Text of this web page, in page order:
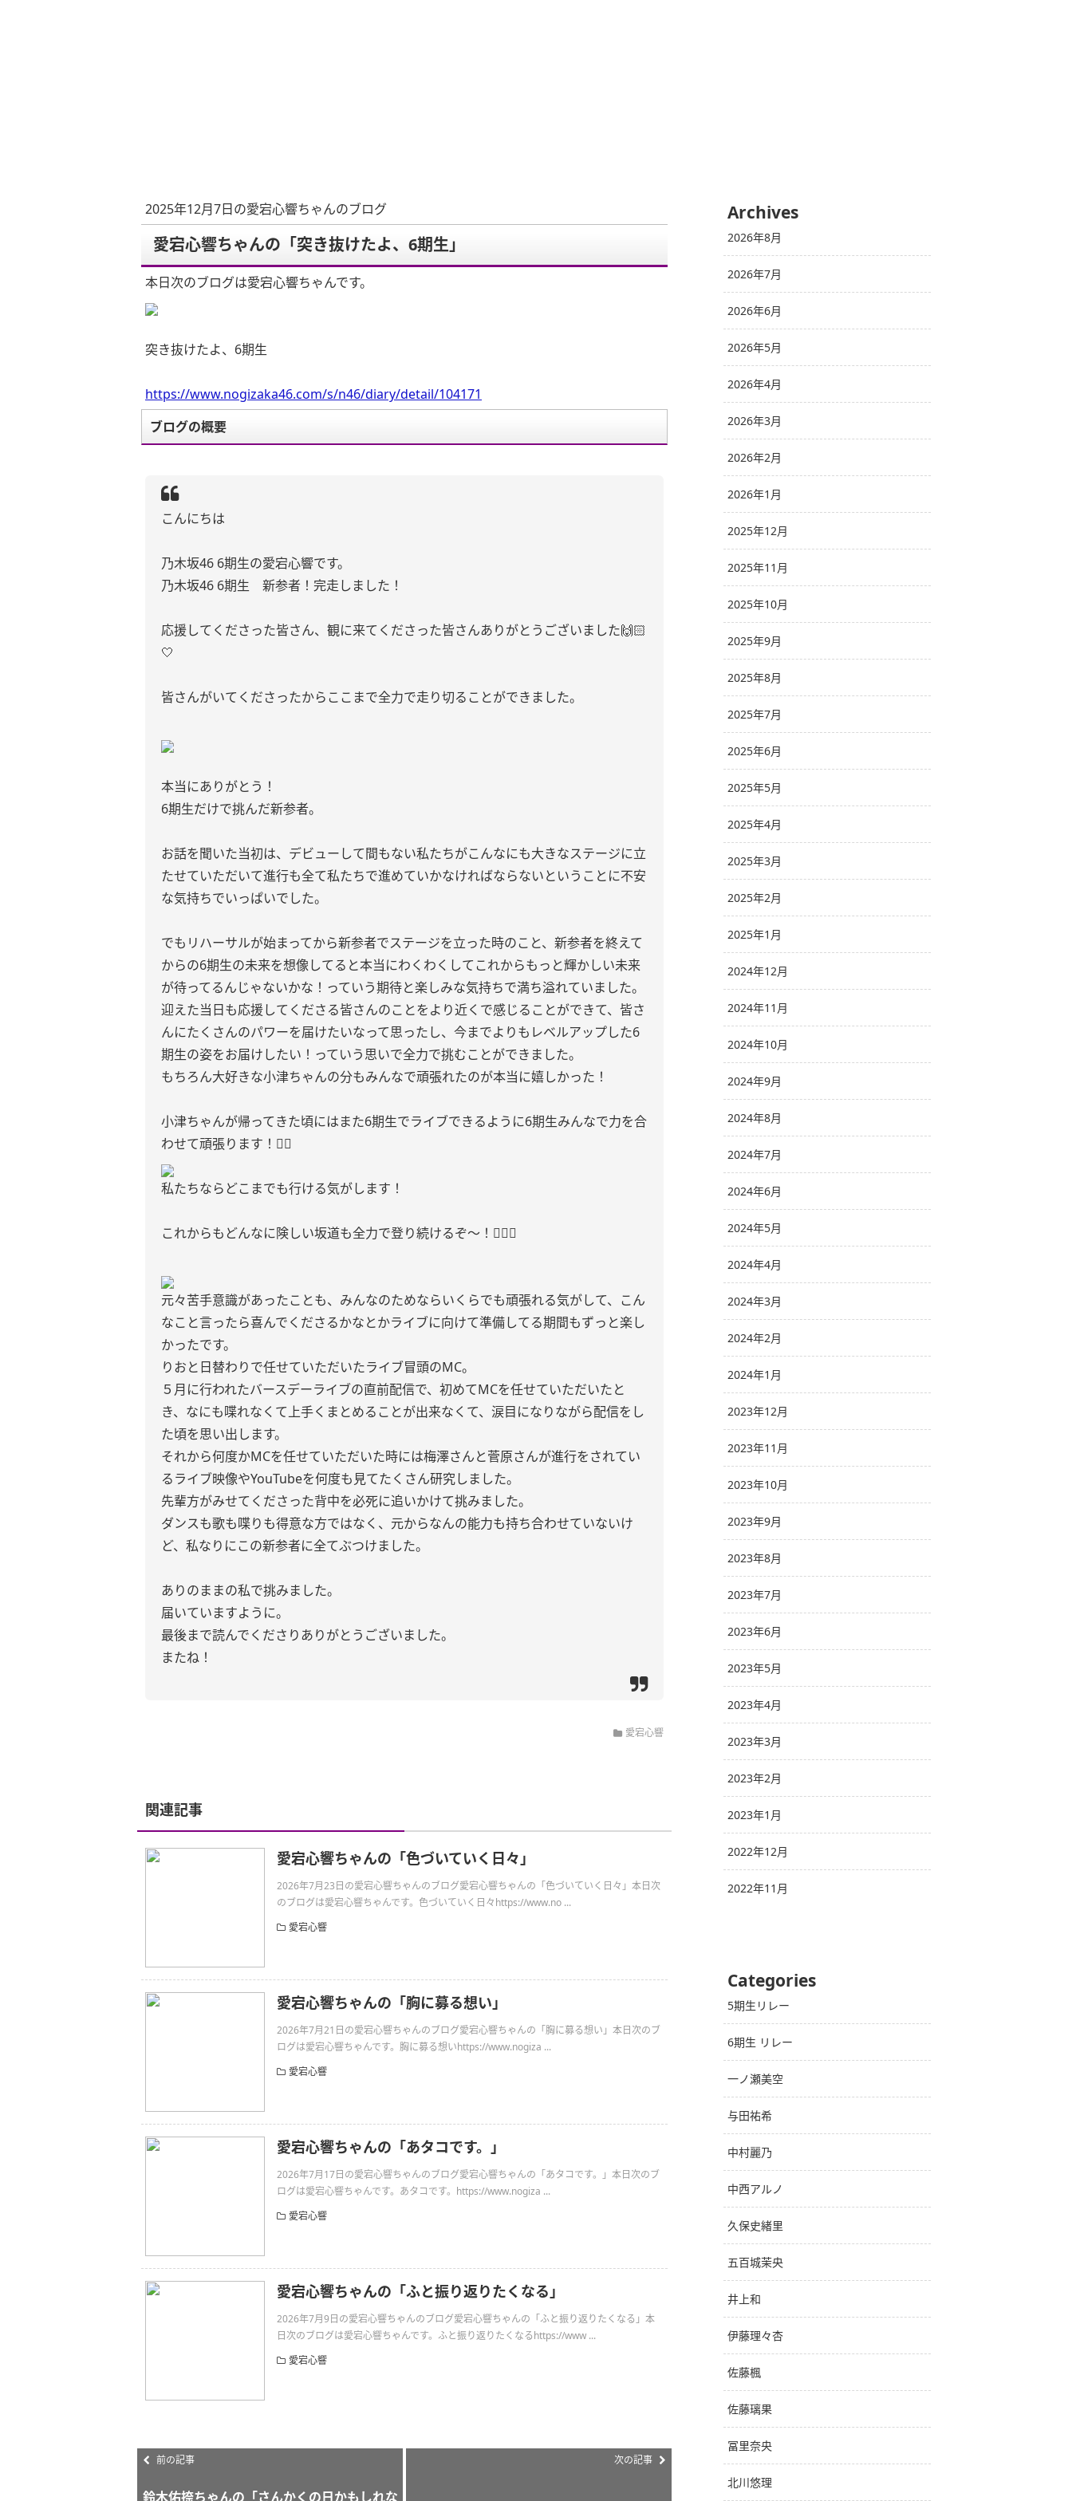
2025年12月7日の愛宕心響ちゃんのブログ
愛宕心響ちゃんの「突き抜けたよ、6期生」
本日次のブログは愛宕心響ちゃんです。
突き抜けたよ、6期生
https://www.nogizaka46.com/s/n46/diary/detail/104171
ブログの概要
こんにちは
乃木坂46 6期生の愛宕心響です。
乃木坂46 6期生 新参者！完走しました！
応援してくださった皆さん、観に来てくださった皆さんありがとうございました🙌🏻
🤍
皆さんがいてくださったからここまで全力で走り切ることができました。
本当にありがとう！
6期生だけで挑んだ新参者。
お話を聞いた当初は、デビューして間もない私たちがこんなにも大きなステージに立
たせていただいて進行も全て私たちで進めていかなければならないということに不安
な気持ちでいっぱいでした。
でもリハーサルが始まってから新参者でステージを立った時のこと、新参者を終えて
からの6期生の未来を想像してると本当にわくわくしてこれからもっと輝かしい未来
が待ってるんじゃないかな！っていう期待と楽しみな気持ちで満ち溢れていました。
迎えた当日も応援してくださる皆さんのことをより近くで感じることができて、皆さ
んにたくさんのパワーを届けたいなって思ったし、今までよりもレベルアップした6
期生の姿をお届けしたい！っていう思いで全力で挑むことができました。
もちろん大好きな小津ちゃんの分もみんなで頑張れたのが本当に嬉しかった！
小津ちゃんが帰ってきた頃にはまた6期生でライブできるように6期生みんなで力を合
わせて頑張ります！✊🏻
私たちならどこまでも行ける気がします！
これからもどんなに険しい坂道も全力で登り続けるぞ〜！🏃🏻‍♀️
元々苦手意識があったことも、みんなのためならいくらでも頑張れる気がして、こん
なこと言ったら喜んでくださるかなとかライブに向けて準備してる期間もずっと楽し
かったです。
りおと日替わりで任せていただいたライブ冒頭のMC。
５月に行われたバースデーライブの直前配信で、初めてMCを任せていただいたと
き、なにも喋れなくて上手くまとめることが出来なくて、涙目になりながら配信をし
た頃を思い出します。
それから何度かMCを任せていただいた時には梅澤さんと菅原さんが進行をされてい
るライブ映像やYouTubeを何度も見てたくさん研究しました。
先輩方がみせてくださった背中を必死に追いかけて挑みました。
ダンスも歌も喋りも得意な方ではなく、元からなんの能力も持ち合わせていないけ
ど、私なりにこの新参者に全てぶつけました。
ありのままの私で挑みました。
届いていますように。
最後まで読んでくださりありがとうございました。
またね！
愛宕心響
関連記事
愛宕心響ちゃんの「色づいていく日々」
2026年7月23日の愛宕心響ちゃんのブログ愛宕心響ちゃんの「色づいていく日々」本日次
のブログは愛宕心響ちゃんです。色づいていく日々https://www.no ...
愛宕心響
愛宕心響ちゃんの「胸に募る想い」
2026年7月21日の愛宕心響ちゃんのブログ愛宕心響ちゃんの「胸に募る想い」本日次のブ
ログは愛宕心響ちゃんです。胸に募る想いhttps://www.nogiza ...
愛宕心響
愛宕心響ちゃんの「あタコです。」
2026年7月17日の愛宕心響ちゃんのブログ愛宕心響ちゃんの「あタコです。」本日次のブ
ログは愛宕心響ちゃんです。あタコです。https://www.nogiza ...
愛宕心響
愛宕心響ちゃんの「ふと振り返りたくなる」
2026年7月9日の愛宕心響ちゃんのブログ愛宕心響ちゃんの「ふと振り返りたくなる」本
日次のブログは愛宕心響ちゃんです。ふと振り返りたくなるhttps://www ...
愛宕心響
前の記事
鈴木佑捺ちゃんの「さんかくの日かもしれな
次の記事
Archives
2026年8月
2026年7月
2026年6月
2026年5月
2026年4月
2026年3月
2026年2月
2026年1月
2025年12月
2025年11月
2025年10月
2025年9月
2025年8月
2025年7月
2025年6月
2025年5月
2025年4月
2025年3月
2025年2月
2025年1月
2024年12月
2024年11月
2024年10月
2024年9月
2024年8月
2024年7月
2024年6月
2024年5月
2024年4月
2024年3月
2024年2月
2024年1月
2023年12月
2023年11月
2023年10月
2023年9月
2023年8月
2023年7月
2023年6月
2023年5月
2023年4月
2023年3月
2023年2月
2023年1月
2022年12月
2022年11月
Categories
5期生リレー
6期生 リレー
一ノ瀬美空
与田祐希
中村麗乃
中西アルノ
久保史緒里
五百城茉央
井上和
伊藤理々杏
佐藤楓
佐藤璃果
冨里奈央
北川悠理